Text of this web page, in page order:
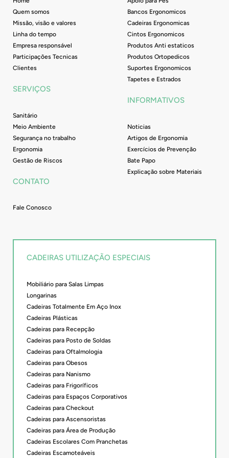
Quem somos
Missão, visão e valores
Linha do tempo
Empresa responsável
Participações Tecnicas
Clientes
SERVIÇOS
Sanitário
Meio Ambiente
Segurança no trabalho
Ergonomia
Gestão de Riscos
CONTATO
Fale Conosco
Bancos Ergonomicos
Cadeiras Ergonomicas
Cintos Ergonomicos
Produtos Anti estaticos
Produtos Ortopedicos
Suportes Ergonomicos
Tapetes e Estrados
INFORMATIVOS
Noticias
Artigos de Ergonomia
Exercícios de Prevenção
Bate Papo
Explicação sobre Materiais
CADEIRAS UTILIZAÇÃO ESPECIAIS
Mobiliário para Salas Limpas
Longarinas
Cadeiras Totalmente Em Aço Inox
Cadeiras Plásticas
Cadeiras para Recepção
Cadeiras para Posto de Soldas
Cadeiras para Oftalmologia
Cadeiras para Obesos
Cadeiras para Nanismo
Cadeiras para Frigoríficos
Cadeiras para Espaços Corporativos
Cadeiras para Checkout
Cadeiras para Ascensoristas
Cadeiras para Área de Produção
Cadeiras Escolares Com Pranchetas
Cadeiras Escamoteáveis